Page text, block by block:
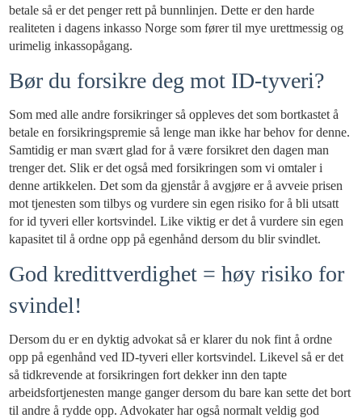
betale så er det penger rett på bunnlinjen. Dette er den harde
realiteten i dagens inkasso Norge som fører til mye urettmessig og
urimelig inkassopågang.
Bør du forsikre deg mot ID-tyveri?
Som med alle andre forsikringer så oppleves det som bortkastet å
betale en forsikringspremie så lenge man ikke har behov for denne.
Samtidig er man svært glad for å være forsikret den dagen man
trenger det. Slik er det også med forsikringen som vi omtaler i
denne artikkelen. Det som da gjenstår å avgjøre er å avveie prisen
mot tjenesten som tilbys og vurdere sin egen risiko for å bli utsatt
for id tyveri eller kortsvindel. Like viktig er det å vurdere sin egen
kapasitet til å ordne opp på egenhånd dersom du blir svindlet.
God kredittverdighet = høy risiko for
svindel!
Dersom du er en dyktig advokat så er klarer du nok fint å ordne
opp på egenhånd ved ID-tyveri eller kortsvindel. Likevel så er det
så tidkrevende at forsikringen fort dekker inn den tapte
arbeidsfortjenesten mange ganger dersom du bare kan sette det bort
til andre å rydde opp. Advokater har også normalt veldig god